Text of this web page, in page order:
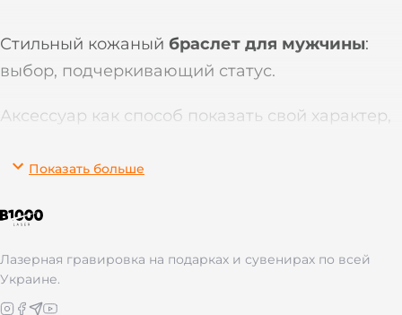
Стильный кожаный браслет для мужчины:
выбор, подчеркивающий статус.
Аксессуар как способ показать свой характер,
ценит классику и живет в современном ритме.
футболкой, создавая гармоничный и
Показать больше
Лазерная гравировка на подарках и сувенирах по всей
Украине.